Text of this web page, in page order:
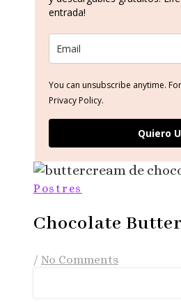
entrada!
You can unsubscribe anytime.
Privacy Policy.
Quiero
Postres
Chocolate
/ No Comments